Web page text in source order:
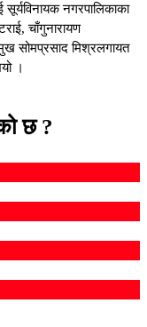
सूर्यविनायक नगरपालिकाका
चाँगुनारायण
सोमप्रसाद मिश्रलगायत
।
छ ?